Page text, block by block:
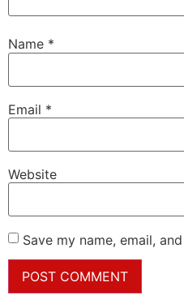
Name *
Email *
Website
Save my name, email,